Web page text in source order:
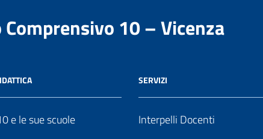
10 – Vicenza
e le sue scuole
SERVIZI
Interpelli Docenti